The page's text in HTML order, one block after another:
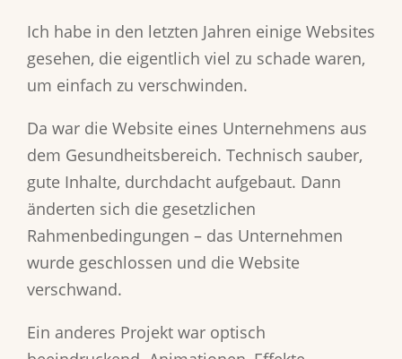
Ich habe in den letzten Jahren einige Websites
gesehen, die eigentlich viel zu schade waren,
um einfach zu verschwinden.
Da war die Website eines Unternehmens aus
dem Gesundheitsbereich. Technisch sauber,
gute Inhalte, durchdacht aufgebaut. Dann
änderten sich die gesetzlichen
Rahmenbedingungen – das Unternehmen
wurde geschlossen und die Website
verschwand.
Ein anderes Projekt war optisch